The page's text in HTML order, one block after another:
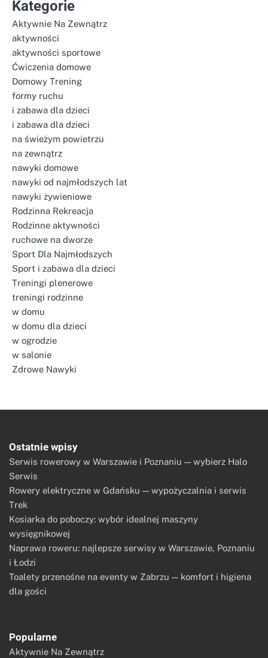
Kategorie
Aktywnie Na Zewnątrz
aktywności
aktywności sportowe
Ćwiczenia domowe
Domowy Trening
formy ruchu
i zabawa dla dzieci
i zabawa dla dzieci
na świeżym powietrzu
na zewnątrz
nawyki domowe
nawyki od najmłodszych lat
nawyki żywieniowe
Rodzinna Rekreacja
Rodzinne aktywności
ruchowe na dworze
Sport Dla Najmłodszych
Sport i zabawa dla dzieci
Treningi plenerowe
treningi rodzinne
w domu
w domu dla dzieci
w ogrodzie
w salonie
Zdrowe Nawyki
Ostatnie wpisy
Serwis rowerowy w Warszawie i Poznaniu — wybierz Halo
Serwis
Rowery elektryczne w Gdańsku — wypożyczalnia i serwis
Trek
Kosiarka do poboczy: wybór idealnej maszyny
wysięgnikowej
Naprawa roweru: najlepsze serwisy w Warszawie, Poznaniu
i Łodzi
Toalety przenośne na eventy w Zabrzu — komfort i higiena
dla gości
Popularne
Aktywnie Na Zewnątrz